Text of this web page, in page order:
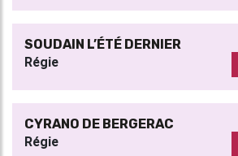
SOUDAIN L’ÉTÉ DERNIER
Régie
CYRANO DE BERGERAC
Régie